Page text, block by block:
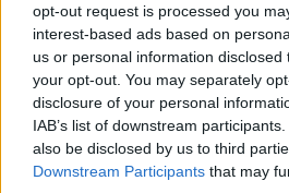
opt-out request is processed you
interest-based ads based on
us or personal information
your opt-out. You may separately
disclosure of your personal
IAB’s list of downstream
also be disclosed by us to third
Downstream Participants that may
Publicidad